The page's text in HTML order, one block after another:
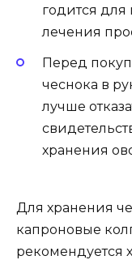
годится для
лечения
Перед
чеснока в
лучше
хранения
Для хранения
капроновые
рекомендуется